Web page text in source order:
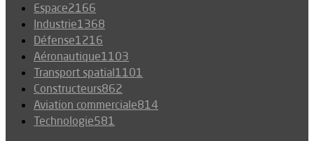
Espace2166
Industrie1368
Défense1216
Aéronautique1103
Transport spatial1101
Constructeurs862
Aviation commerciale814
Technologie581